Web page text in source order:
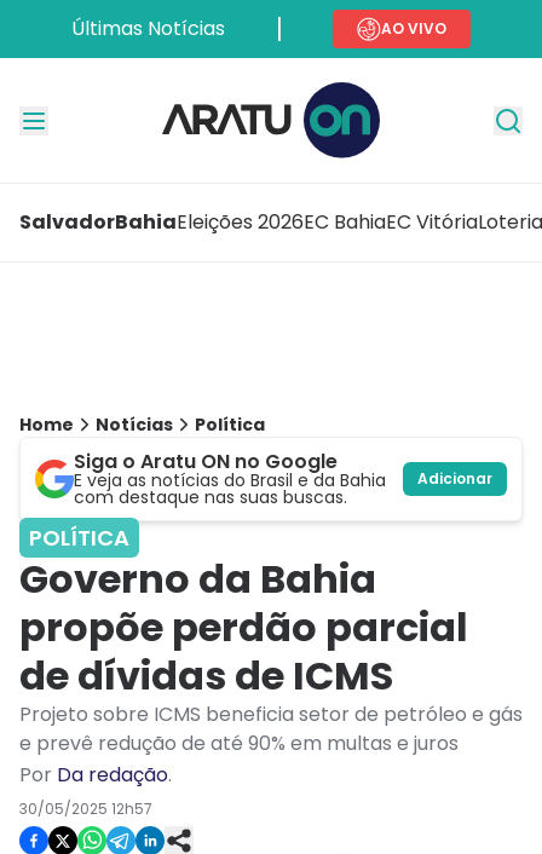
Últimas Notícias AO VIVO
SalvadorBahiaEleições 2026EC BahiaEC Vitória
Home Notícias Política
Siga o Aratu ON no Google
E veja as notícias do Brasil e da Bahia
com destaque nas suas buscas.
Adicionar
POLÍTICA
Governo da Bahia
propõe perdão parcial
de dívidas de ICMS
Projeto sobre ICMS beneficia setor de petróleo e gás
e prevê redução de até 90% em multas e juros
Por Da redação.
30/05/2025 12h57